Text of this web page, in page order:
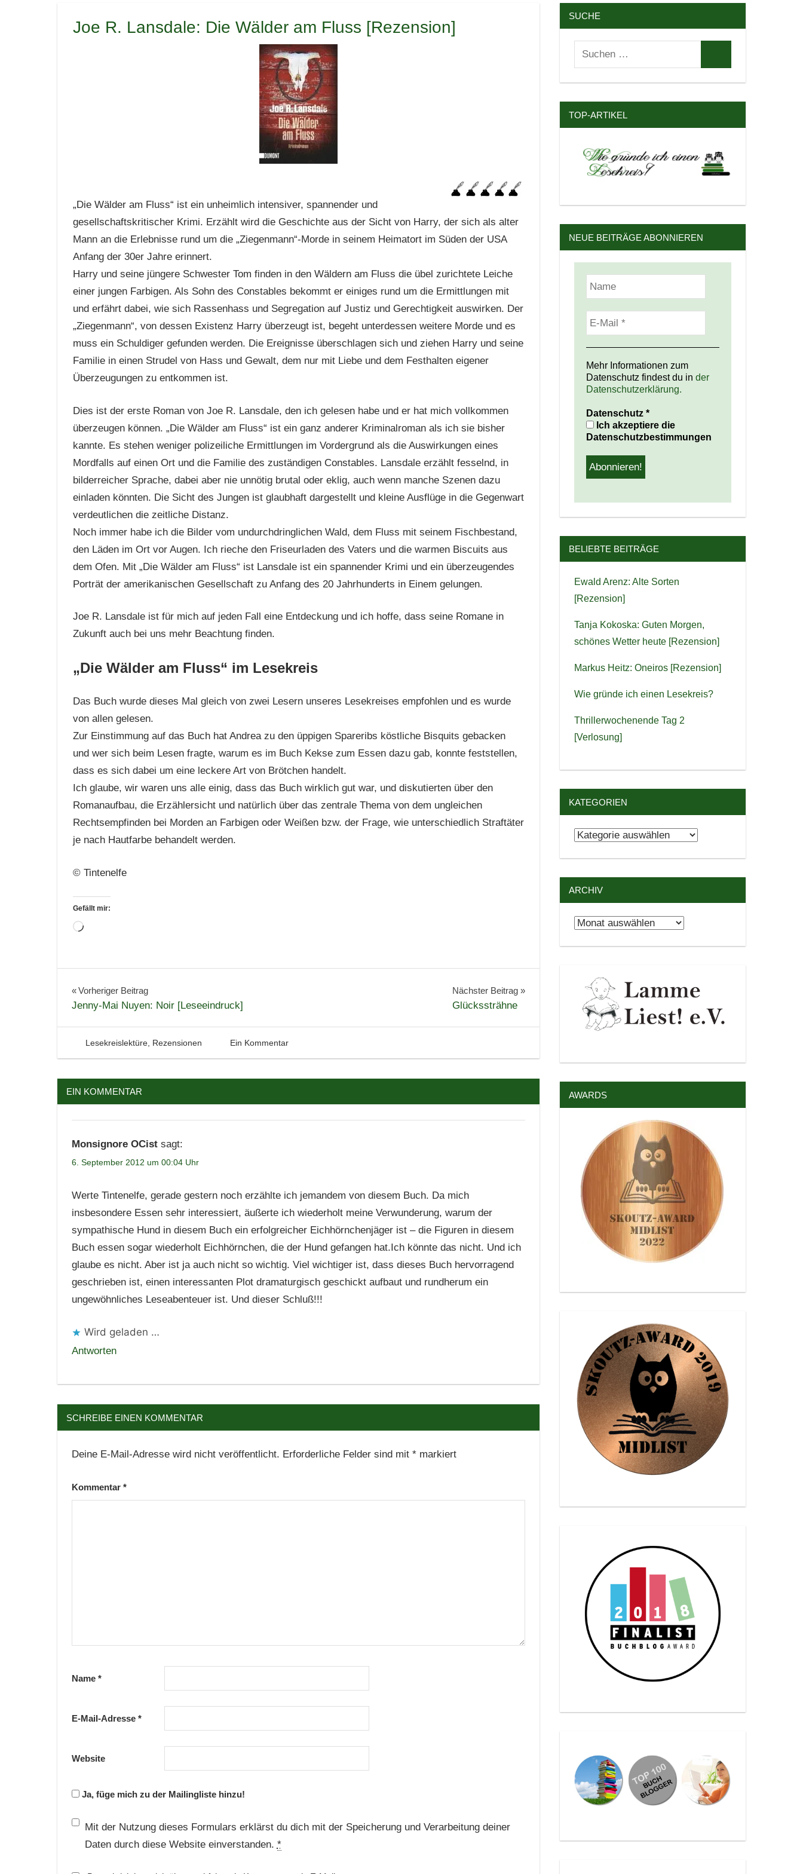
Joe R. Lansdale: Die Wälder am Fluss [Rezension]
„Die Wälder am Fluss“ ist ein unheimlich intensiver, spannender und
gesellschaftskritischer Krimi. Erzählt wird die Geschichte aus der Sicht von Harry, der sich als alter
Mann an die Erlebnisse rund um die „Ziegenmann“-Morde in seinem Heimatort im Süden der USA
Anfang der 30er Jahre erinnert.
Harry und seine jüngere Schwester Tom finden in den Wäldern am Fluss die übel zurichtete Leiche
einer jungen Farbigen. Als Sohn des Constables bekommt er einiges rund um die Ermittlungen mit
und erfährt dabei, wie sich Rassenhass und Segregation auf Justiz und Gerechtigkeit auswirken. Der
„Ziegenmann“, von dessen Existenz Harry überzeugt ist, begeht unterdessen weitere Morde und es
muss ein Schuldiger gefunden werden. Die Ereignisse überschlagen sich und ziehen Harry und seine
Familie in einen Strudel von Hass und Gewalt, dem nur mit Liebe und dem Festhalten eigener
Überzeugungen zu entkommen ist.
Dies ist der erste Roman von Joe R. Lansdale, den ich gelesen habe und er hat mich vollkommen
überzeugen können. „Die Wälder am Fluss“ ist ein ganz anderer Kriminalroman als ich sie bisher
kannte. Es stehen weniger polizeiliche Ermittlungen im Vordergrund als die Auswirkungen eines
Mordfalls auf einen Ort und die Familie des zuständigen Constables. Lansdale erzählt fesselnd, in
bilderreicher Sprache, dabei aber nie unnötig brutal oder eklig, auch wenn manche Szenen dazu
einladen könnten. Die Sicht des Jungen ist glaubhaft dargestellt und kleine Ausflüge in die Gegenwart
verdeutlichen die zeitliche Distanz.
Noch immer habe ich die Bilder vom undurchdringlichen Wald, dem Fluss mit seinem Fischbestand,
den Läden im Ort vor Augen. Ich rieche den Friseurladen des Vaters und die warmen Biscuits aus
dem Ofen. Mit „Die Wälder am Fluss“ ist Lansdale ist ein spannender Krimi und ein überzeugendes
Porträt der amerikanischen Gesellschaft zu Anfang des 20 Jahrhunderts in Einem gelungen.
Joe R. Lansdale ist für mich auf jeden Fall eine Entdeckung und ich hoffe, dass seine Romane in
Zukunft auch bei uns mehr Beachtung finden.
„Die Wälder am Fluss“ im Lesekreis
Das Buch wurde dieses Mal gleich von zwei Lesern unseres Lesekreises empfohlen und es wurde
von allen gelesen.
Zur Einstimmung auf das Buch hat Andrea zu den üppigen Spareribs köstliche Bisquits gebacken
und wer sich beim Lesen fragte, warum es im Buch Kekse zum Essen dazu gab, konnte feststellen,
dass es sich dabei um eine leckere Art von Brötchen handelt.
Ich glaube, wir waren uns alle einig, dass das Buch wirklich gut war, und diskutierten über den
Romanaufbau, die Erzählersicht und natürlich über das zentrale Thema von dem ungleichen
Rechtsempfinden bei Morden an Farbigen oder Weißen bzw. der Frage, wie unterschiedlich Straftäter
je nach Hautfarbe behandelt werden.
© Tintenelfe
Gefällt mir:
Wird
Bücher
Krimi
Lesekreis
Literatur
Rezension
Beitragsnavigation
Vorheriger Beitrag
Jenny-Mai Nuyen: Noir [Leseeindruck]
Nächster Beitrag
Glückssträhne
5. September 2012
Tintenhain
Lesekreislektüre, Rezensionen Ein Kommentar
EIN KOMMENTAR
Monsignore OCist sagt:
6. September 2012 um 00:04 Uhr
Werte Tintenelfe, gerade gestern noch erzählte ich jemandem von diesem Buch. Da mich
insbesondere Essen sehr interessiert, äußerte ich wiederholt meine Verwunderung, warum der
sympathische Hund in diesem Buch ein erfolgreicher Eichhörnchenjäger ist – die Figuren in diesem
Buch essen sogar wiederholt Eichhörnchen, die der Hund gefangen hat.Ich könnte das nicht. Und ich
glaube es nicht. Aber ist ja auch nicht so wichtig. Viel wichtiger ist, dass dieses Buch hervorragend
geschrieben ist, einen interessanten Plot dramaturgisch geschickt aufbaut und rundherum ein
ungewöhnliches Leseabenteuer ist. Und dieser Schluß!!!
Wird geladen …
Antworten
SCHREIBE EINEN KOMMENTAR
Deine E-Mail-Adresse wird nicht veröffentlicht. Erforderliche Felder sind mit * markiert
Kommentar *
Name *
E-Mail-Adresse *
Website
Ja, füge mich zu der Mailingliste hinzu!
Mit der Nutzung dieses Formulars erklärst du dich mit der Speicherung und Verarbeitung deiner
Daten durch diese Website einverstanden. *
SUCHE
Suchen
nach:
TOP-ARTIKEL
NEUE BEITRÄGE ABONNIEREN
Mehr Informationen zum
Datenschutz findest du in der
Datenschutzerklärung.
Datenschutz *
Ich akzeptiere die
Datenschutzbestimmungen
BELIEBTE BEITRÄGE
Ewald Arenz: Alte Sorten
[Rezension]
Tanja Kokoska: Guten Morgen,
schönes Wetter heute [Rezension]
Markus Heitz: Oneiros [Rezension]
Wie gründe ich einen Lesekreis?
Thrillerwochenende Tag 2
[Verlosung]
KATEGORIEN
Kategorien
ARCHIV
Archiv
AWARDS